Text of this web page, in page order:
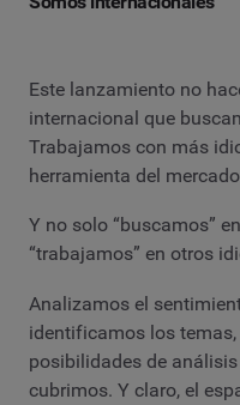
Este lanzamiento no
internacional que
Trabajamos con más
herramienta del
Y no solo “buscamos”
“trabajamos” en otros
Analizamos el
identificamos los
posibilidades de
cubrimos. Y claro, el